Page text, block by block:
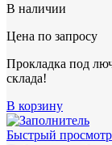
В наличии
Цена по запросу
Прокладка под
склада!
В корзину
Быстрый просмотр